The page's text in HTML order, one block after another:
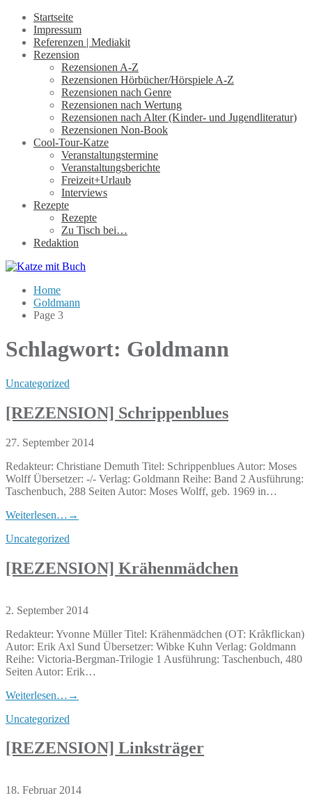
Startseite
Impressum
Referenzen | Mediakit
Rezension
Rezensionen A-Z
Rezensionen Hörbücher/Hörspiele A-Z
Rezensionen nach Genre
Rezensionen nach Wertung
Rezensionen nach Alter (Kinder- und Jugendliteratur)
Rezensionen Non-Book
Cool-Tour-Katze
Veranstaltungstermine
Veranstaltungsberichte
Freizeit+Urlaub
Interviews
Rezepte
Rezepte
Zu Tisch bei…
Redaktion
Home
Goldmann
Page 3
Schlagwort: Goldmann
Uncategorized
[REZENSION] Schrippenblues
27. September 2014
Redakteur: Christiane Demuth Titel: Schrippenblues Autor: Moses
Wolff Übersetzer: -/- Verlag: Goldmann Reihe: Band 2 Ausführung:
Taschenbuch, 288 Seiten Autor: Moses Wolff, geb. 1969 in…
Weiterlesen… →
Uncategorized
[REZENSION] Krähenmädchen
2. September 2014
Redakteur: Yvonne Müller Titel: Krähenmädchen (OT: Kråkflickan)
Autor: Erik Axl Sund Übersetzer: Wibke Kuhn Verlag: Goldmann
Reihe: Victoria-Bergman-Trilogie 1 Ausführung: Taschenbuch, 480
Seiten Autor: Erik…
Weiterlesen… →
Uncategorized
[REZENSION] Linksträger
18. Februar 2014